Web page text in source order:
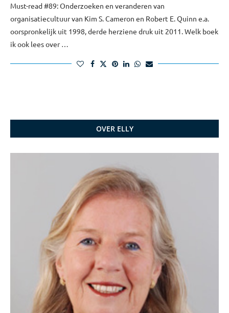
Must-read #89: Onderzoeken en veranderen van
organisatiecultuur van Kim S. Cameron en Robert E. Quinn e.a.
oorspronkelijk uit 1998, derde herziene druk uit 2011. Welk boek
ik ook lees over …
OVER ELLY